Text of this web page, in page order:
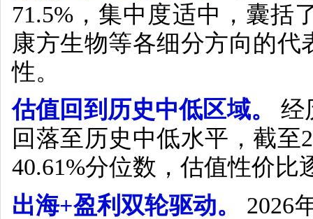
71.5% ，集中度适中，囊括
康方生物等各细分方向的代
性。
估值回到历史中低区域。
经
回落至历史中低水平，截至
40.61%分位数，估值性价比
出海+盈利双轮驱动。 2026